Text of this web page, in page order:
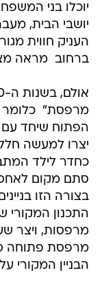
יוכלו בני
יושבי הבית,
העניק חווית
ברחוב  מראה
מרפסת"  כלומר
הפתוח שיחד
יצרו למעשה
כחדר לילד
סתם מקום
בצורה הזו
התכנון המקורי
מרפסות, ויצר
מרפסת פתוחה
הבניין המקורי